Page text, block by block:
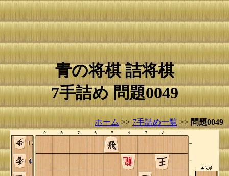
青の将棋 詰将棋
7手詰め 問題0049
ホーム >> 7手詰め一覧 >> 問題0049